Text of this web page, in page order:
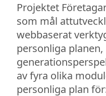
Projektet
som mål
webbaserat
personliga planen,
av fyra olika
personliga plan